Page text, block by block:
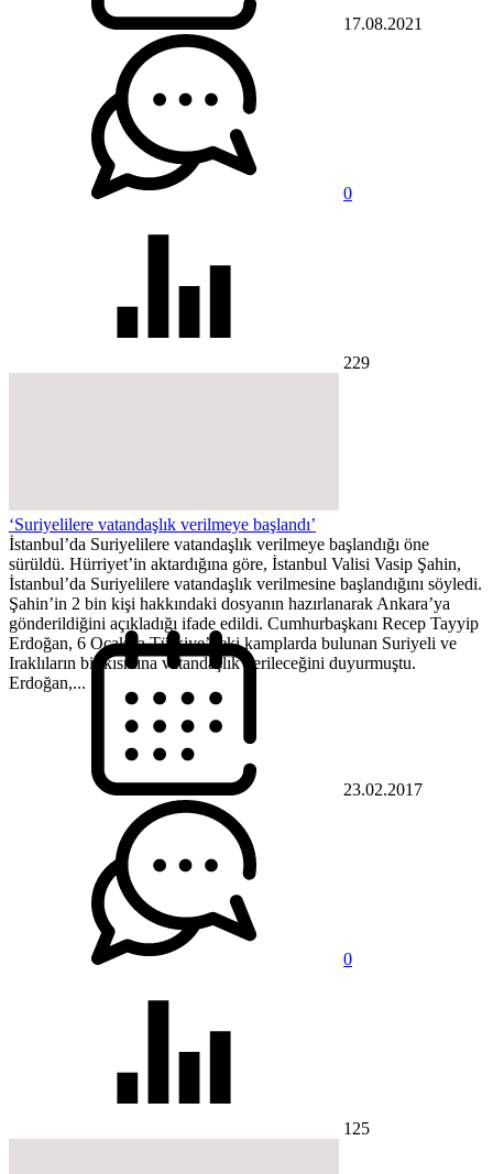
17.08.2021
0
229
‘Suriyelilere vatandaşlık verilmeye başlandı’
İstanbul’da Suriyelilere vatandaşlık verilmeye başlandığı öne
sürüldü. Hürriyet’in aktardığına göre, İstanbul Valisi Vasip Şahin,
İstanbul’da Suriyelilere vatandaşlık verilmesine başlandığını söyledi.
Şahin’in 2 bin kişi hakkındaki dosyanın hazırlanarak Ankara’ya
gönderildiğini açıkladığı ifade edildi. Cumhurbaşkanı Recep Tayyip
Erdoğan, 6 Ocak’ta Türkiye’deki kamplarda bulunan Suriyeli ve
Iraklıların bir kısmına vatandaşlık verileceğini duyurmuştu.
Erdoğan,...
23.02.2017
0
125